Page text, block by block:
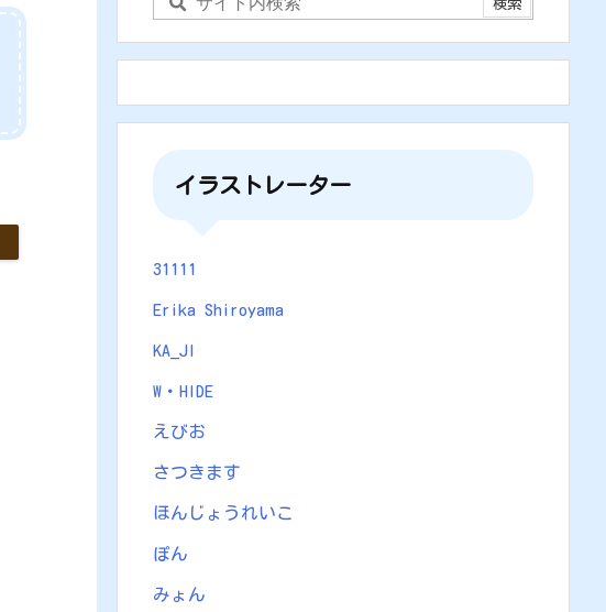
イラストレーター
31111
Erika Shiroyama
KA_JI
W・HIDE
えびお
さつきます
ほんじょうれいこ
ぽん
みょん